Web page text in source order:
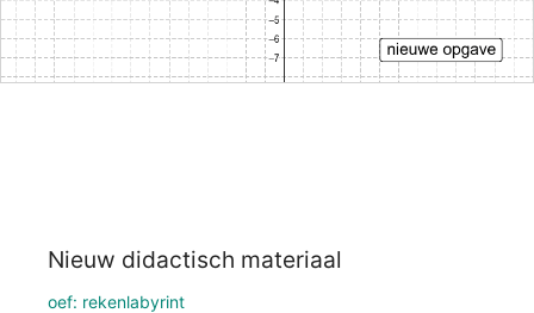
Nieuw didactisch materiaal
oef: rekenlabyrint